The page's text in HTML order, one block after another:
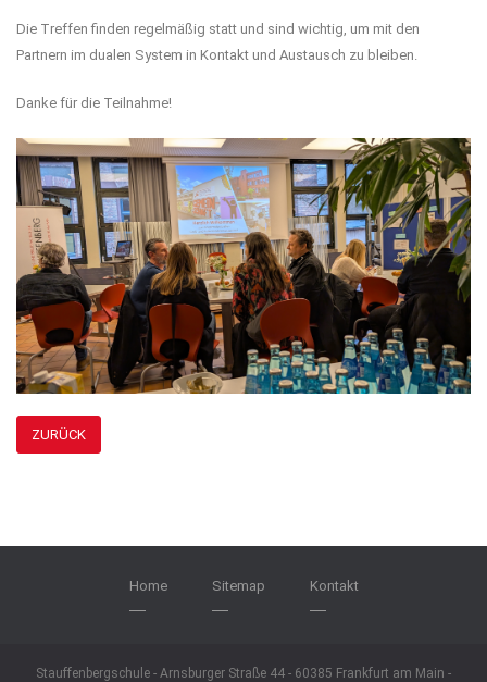
Die Treffen finden regelmäßig statt und sind wichtig, um mit den
Partnern im dualen System in Kontakt und Austausch zu bleiben.
Danke für die Teilnahme!
ZURÜCK
Home Sitemap Kontakt
Stauffenbergschule - Arnsburger Straße 44 - 60385 Frankfurt am Main -